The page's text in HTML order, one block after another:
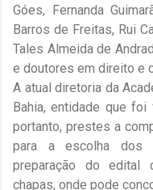
Góes, Fernanda
Barros de Freitas, Rui
Tales Almeida de
e doutores em direito e
A atual diretoria da
Bahia, entidade que
portanto, prestes a
para a escolha dos
preparação do edital
chapas, onde pode